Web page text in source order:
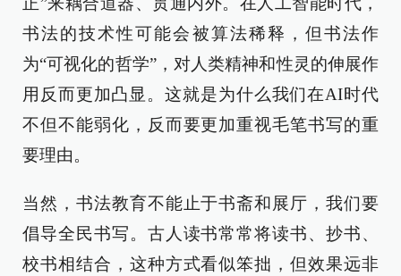
书法的技术性可能会被算法稀释，但书法作
为“可视化的哲学”，对人类精神和性灵的伸展作
用反而更加凸显。这就是为什么我们在AI时代
不但不能弱化，反而要更加重视毛笔书写的重
要理由。
当然，书法教育不能止于书斋和展厅，我们要
倡导全民书写。古人读书常常将读书、抄书、
校书相结合，这种方式看似笨拙，但效果远非